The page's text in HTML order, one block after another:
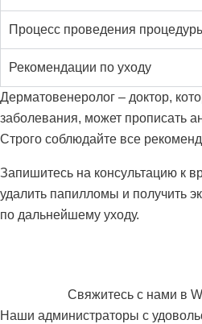
Процесс проведения
Рекомендации по уходу
Дерматовенеролог – доктор,
заболевания, может прописать
Строго соблюдайте все
Запишитесь на консультацию к
удалить папилломы и получить
по дальнейшему уходу.
Свяжитесь с нами в
Наши администраторы с